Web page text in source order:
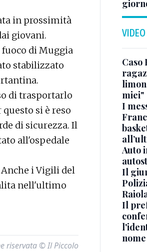
in prossimità
giovani.
di Muggia
stabilizzato
di trasportarlo
si è reso
di sicurezza. Il
all'ospedale
i Vigili del
nell'ultimo
riservata © Il Piccolo
VIDEO
Caso
miei"
I
Auto
Il
Il
nome